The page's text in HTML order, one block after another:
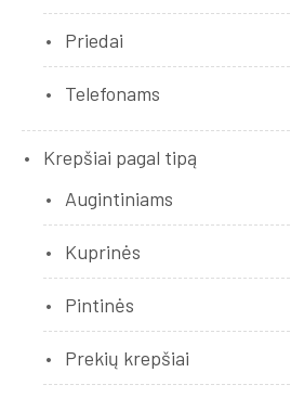
Priedai
Telefonams
Krepšiai pagal tipą
Augintiniams
Kuprinės
Pintinės
Prekių krepšiai